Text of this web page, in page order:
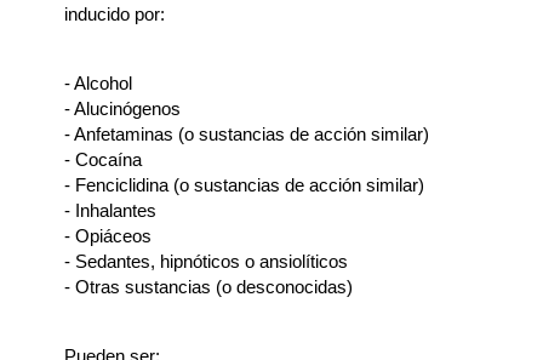
inducido por:
- Alcohol
- Alucinógenos
- Anfetaminas (o sustancias de acción similar)
- Cocaína
- Fenciclidina (o sustancias de acción similar)
- Inhalantes
- Opiáceos
- Sedantes, hipnóticos o ansiolíticos
- Otras sustancias (o desconocidas)
Pueden ser: